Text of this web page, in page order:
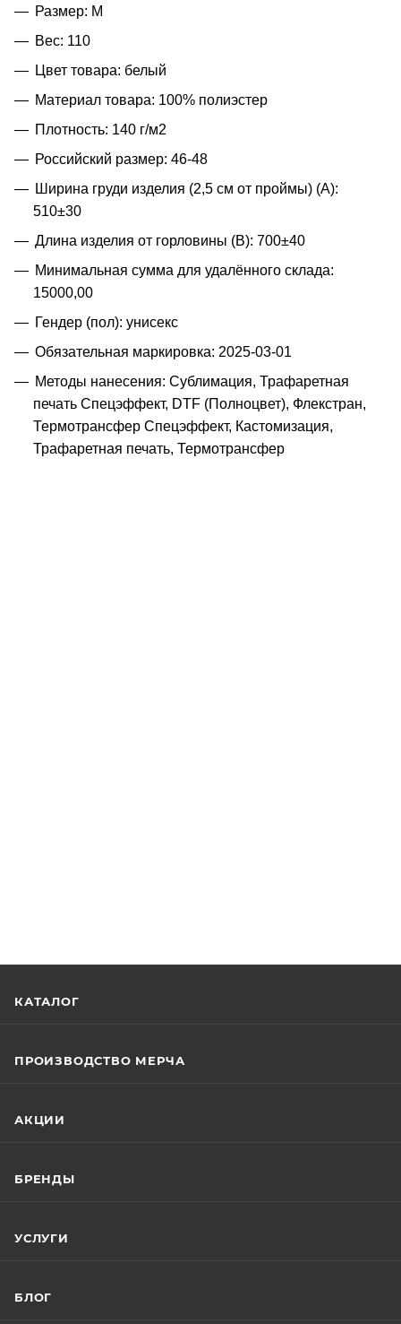
Размер: M
Вес: 110
Цвет товара: белый
Материал товара: 100% полиэстер
Плотность: 140 г/м2
Российский размер: 46-48
Ширина груди изделия (2,5 см от проймы) (A):
510±30
Длина изделия от горловины (B): 700±40
Минимальная сумма для удалённого склада:
15000,00
Гендер (пол): унисекс
Обязательная маркировка: 2025-03-01
Методы нанесения: Сублимация, Трафаретная
печать Спецэффект, DTF (Полноцвет), Флекстран,
Термотрансфер Спецэффект, Кастомизация,
Трафаретная печать, Термотрансфер
КАТАЛОГ
ПРОИЗВОДСТВО МЕРЧА
АКЦИИ
БРЕНДЫ
УСЛУГИ
БЛОГ